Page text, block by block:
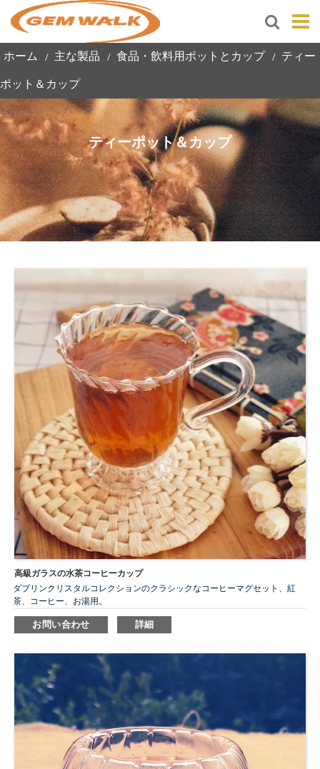
ホーム 主な製品 食品・飲料用ポットとカップ ティー
ポット＆カップ
ティーポット＆カップ
高級ガラスの水茶コーヒーカップ
ダブリンクリスタルコレクションのクラシックなコーヒーマグセット、紅
茶、コーヒー、お湯用。
洗練された頑丈なデザインが、温かい飲み物に優雅さとスタイルを加えま
お問い合わせ 詳細